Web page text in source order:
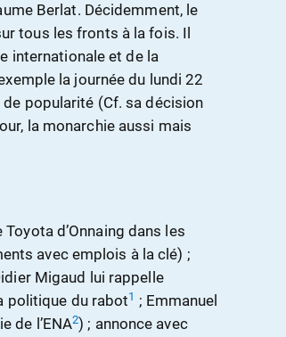
Berlat. Décidemment, le
tous les fronts à la fois. Il
internationale et de la
la journée du lundi 22
de popularité (Cf. sa décision
la monarchie aussi mais
d’Onnaing dans les
avec emplois à la clé) ;
Migaud lui rappelle
politique du rabot1 ; Emmanuel
de l’ENA2) ; annonce avec